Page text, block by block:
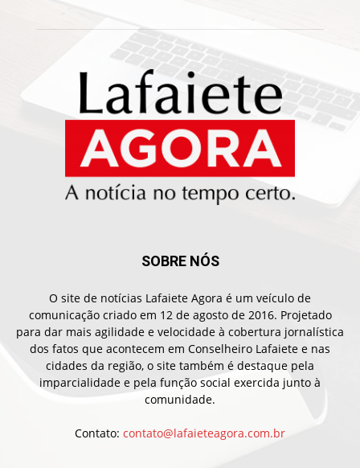
SOBRE NÓS
O site de notícias Lafaiete Agora é um veículo de
comunicação criado em 12 de agosto de 2016. Projetado
para dar mais agilidade e velocidade à cobertura jornalística
dos fatos que acontecem em Conselheiro Lafaiete e nas
cidades da região, o site também é destaque pela
imparcialidade e pela função social exercida junto à
comunidade.
Contato: contato@lafaieteagora.com.br